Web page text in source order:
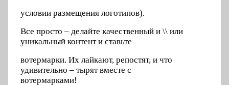
условии размещения логотипов).
Все просто – делайте качественный и \\ или
уникальный контент и ставьте
вотермарки. Их лайкают, репостят, и что
удивительно – тырят вместе с
вотермарками!